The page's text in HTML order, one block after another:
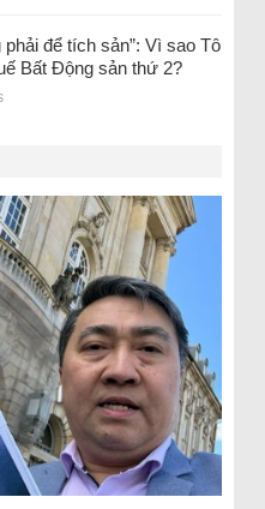
để tích sản”: Vì sao Tô
Bất Động sản thứ 2?